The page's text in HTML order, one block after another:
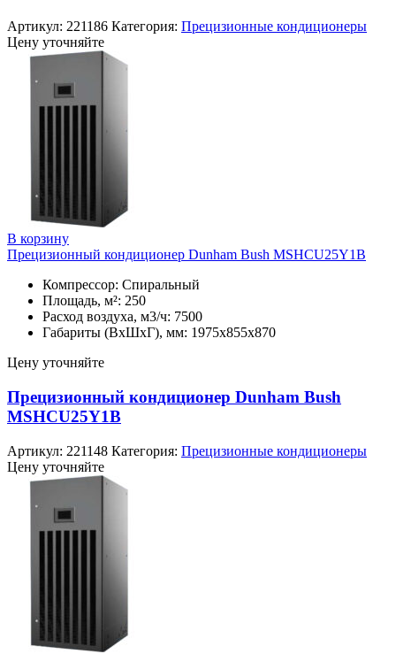
Артикул: 221186 Категория: Прецизионные кондиционеры
Цену уточняйте
В корзину
Прецизионный кондиционер Dunham Bush MSHCU25Y1B
Компрессор: Спиральный
Площадь, м²: 250
Расход воздуха, м3/ч: 7500
Габариты (ВхШхГ), мм: 1975х855х870
Цену уточняйте
Прецизионный кондиционер Dunham Bush
MSHCU25Y1B
Артикул: 221148 Категория: Прецизионные кондиционеры
Цену уточняйте